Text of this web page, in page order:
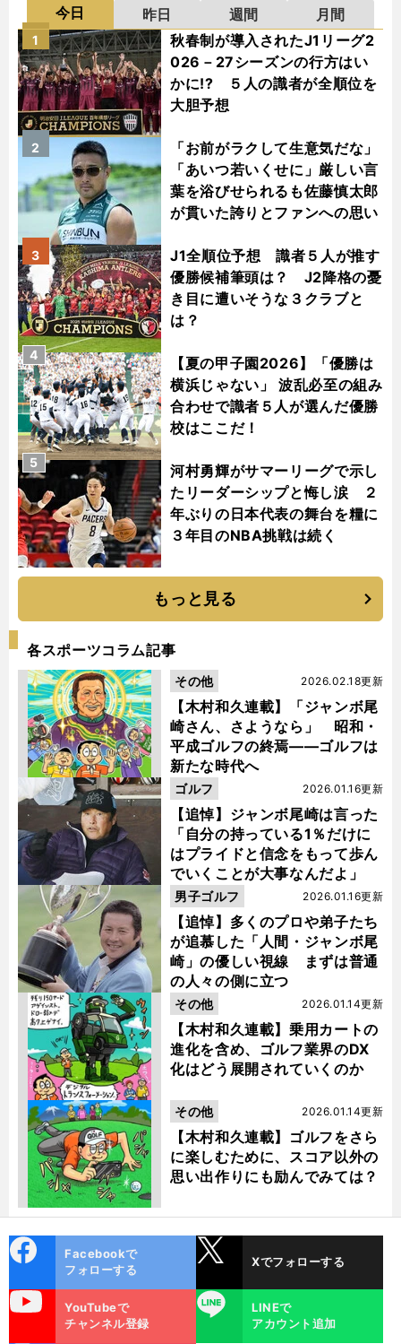
今日 昨日 週間
月間
秋春制が導入されたJ1リーグ2
026－27シーズンの行方はい
かに!? ５人の識者が全順位を
大胆予想
1
「お前がラクして生意気だな」
「あいつ若いくせに」厳しい言
葉を浴びせられるも佐藤慎太郎
が貫いた誇りとファンへの思い
2
J1全順位予想 識者５人が推す
優勝候補筆頭は？ J2降格の憂
き目に遭いそうな３クラブと
は？
3
【夏の甲子園2026】「優勝は
横浜じゃない」 波乱必至の組み
合わせで識者５人が選んだ優勝
校はここだ！
4
河村勇輝がサマーリーグで示し
たリーダーシップと悔し涙 ２
年ぶりの日本代表の舞台を糧に
３年目のNBA挑戦は続く
5
もっと見る
各スポーツコラム記事
【木村和久連載】「ジャンボ尾
崎さん、さようなら」 昭和・
平成ゴルフの終焉――ゴルフは
新たな時代へ
2026.02.18更新
その他
【追悼】ジャンボ尾崎は言った
「自分の持っている1％だけに
はプライドと信念をもって歩ん
でいくことが大事なんだよ」
2026.01.16更新
ゴルフ
【追悼】多くのプロや弟子たち
が追慕した「人間・ジャンボ尾
崎」の優しい視線 まずは普通
の人々の側に立つ
2026.01.16更新
男子ゴルフ
【木村和久連載】乗用カートの
進化を含め、ゴルフ業界のDX
化はどう展開されていくのか
2026.01.14更新
その他
【木村和久連載】ゴルフをさら
に楽しむために、スコア以外の
思い出作りにも励んでみては？
2026.01.14更新
その他
ok
Facebookで
フォローする
Xでフォローする
YouTubeで
チャンネル登録
LINE
LINEで
アカウント追加